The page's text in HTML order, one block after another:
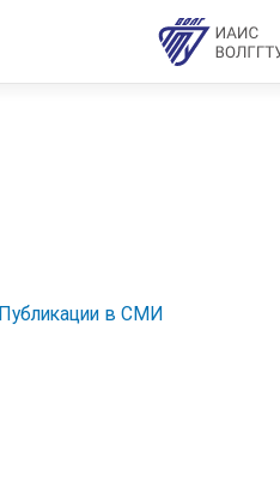
Публикации в СМИ